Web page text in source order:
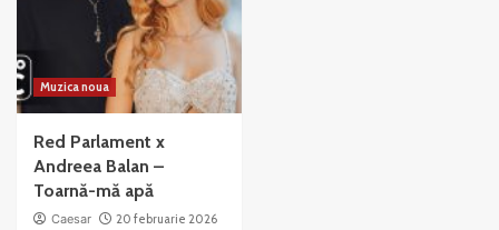
Muzica noua
Red Parlament x
Andreea Balan –
Toarnă-mă apă
Caesar
20 februarie 2026